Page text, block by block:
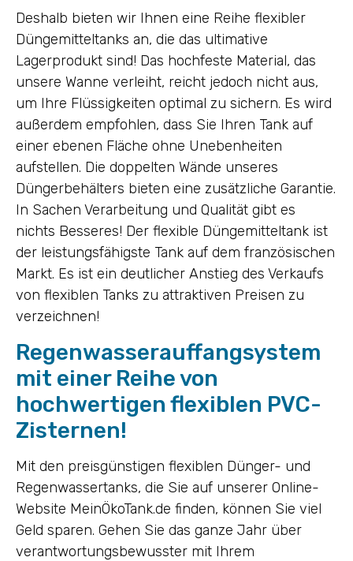
Deshalb bieten wir Ihnen eine Reihe flexibler
Düngemitteltanks an, die das ultimative
Lagerprodukt sind! Das hochfeste Material, das
unsere Wanne verleiht, reicht jedoch nicht aus,
um Ihre Flüssigkeiten optimal zu sichern. Es wird
außerdem empfohlen, dass Sie Ihren Tank auf
einer ebenen Fläche ohne Unebenheiten
aufstellen. Die doppelten Wände unseres
Düngerbehälters bieten eine zusätzliche Garantie.
In Sachen Verarbeitung und Qualität gibt es
nichts Besseres! Der flexible Düngemitteltank ist
der leistungsfähigste Tank auf dem französischen
Markt. Es ist ein deutlicher Anstieg des Verkaufs
von flexiblen Tanks zu attraktiven Preisen zu
verzeichnen!
Regenwasserauffangsystem
mit einer Reihe von
hochwertigen flexiblen PVC-
Zisternen!
Mit den preisgünstigen flexiblen Dünger- und
Regenwassertanks, die Sie auf unserer Online-
Website MeinÖkoTank.de finden, können Sie viel
Geld sparen. Gehen Sie das ganze Jahr über
verantwortungsbewusster mit Ihrem